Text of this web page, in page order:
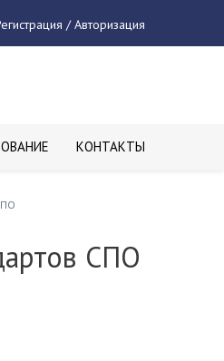
/ Авторизация
КОНТАКТЫ
СПО